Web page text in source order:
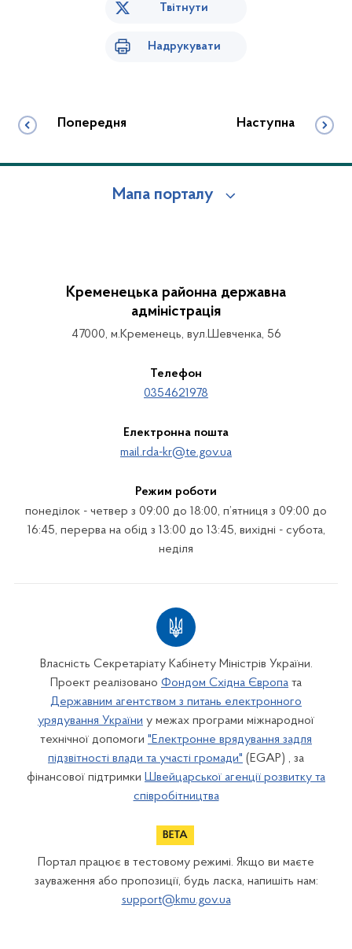
Твітнути
Надрукувати
Попередня Наступна
Мапа порталу
Кременецька районна державна
адміністрація
47000, м.Кременець, вул.Шевченка, 56
Телефон
0354621978
Електронна пошта
mail.rda-kr@te.gov.ua
Режим роботи
понеділок - четвер з 09:00 до 18:00, п’ятниця з 09:00 до
16:45, перерва на обід з 13:00 до 13:45, вихідні - субота,
неділя
Власність Секретаріату Кабінету Міністрів України.
Проект реалізовано Фондом Східна Європа та
Державним агентством з питань електронного
урядування України у межах програми міжнародної
технічної допомоги "Електронне врядування задля
підзвітності влади та участі громади" (EGAP) , за
фінансової підтримки Швейцарської агенції розвитку та
співробітництва
Портал працює в тестовому режимі. Якщо ви маєте
зауваження або пропозиції, будь ласка, напишіть нам:
support@kmu.gov.ua